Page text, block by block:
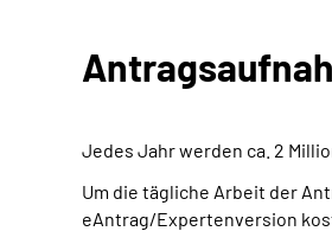
Jedes Jahr werden ca. 2
Um die tägliche Arbeit der
eAntrag/Expertenversion